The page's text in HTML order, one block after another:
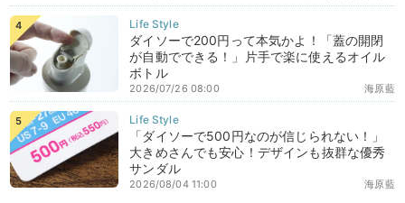
ダイソーで200円って本気かよ！「蓋の開閉
が自動でできる！」片手で楽に使えるオイル
ボトル
海原藍
2026/07/26 08:00
「ダイソーで500円なのが信じられない！」
大きめさんでも安心！デザインも抜群な優秀
サンダル
海原藍
2026/08/04 11:00